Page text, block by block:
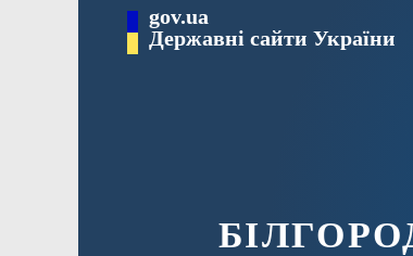
gov.ua
Державні сайти України